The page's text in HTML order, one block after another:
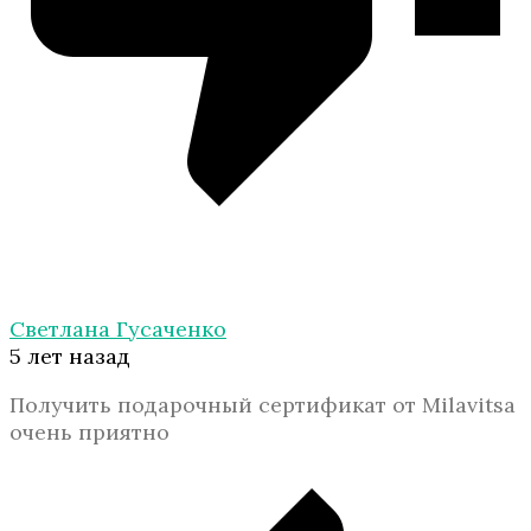
Светлана Гусаченко
5 лет назад
Получить подарочный сертификат от Milavitsa
очень приятно